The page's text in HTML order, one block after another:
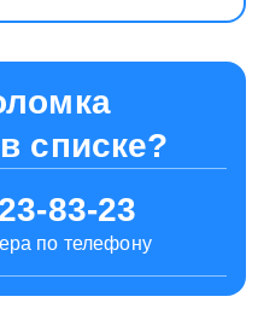
списке?
83-23
по телефону